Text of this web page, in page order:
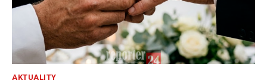
AKTUALITY